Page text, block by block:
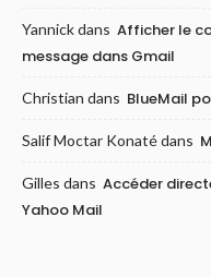
Yannickdans Afficher le
message dans Gmail
Christian dans BlueMail
Salif Moctar Konatédans
Gilles dans Accéder
Yahoo Mail